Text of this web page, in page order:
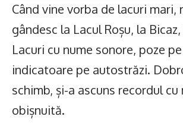
Când vine vorba de lacuri mari,
gândesc la Lacul Roșu, la
Lacuri cu nume sonore, poze
indicatoare pe autostrăzi.
schimb, și-a ascuns recordul
obișnuită.